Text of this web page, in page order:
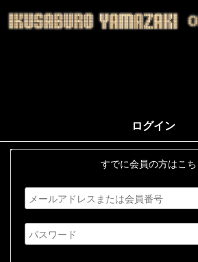
ログイン
すでに会員の方はこち